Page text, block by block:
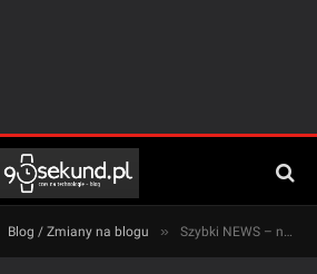
Blog / Zmiany na blogu » Szybki NEWS – nowy rodzaj treści na blogu 90sekund